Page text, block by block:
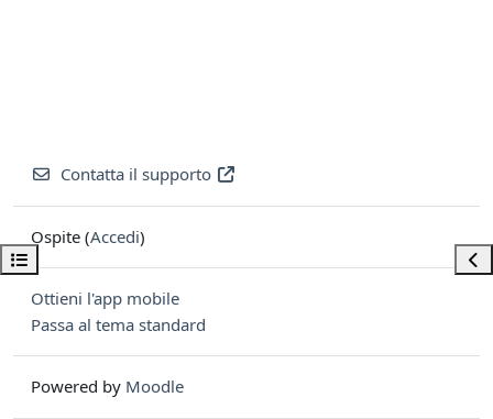
Apri indice del corso
Contatta il supporto
Ospite (Accedi)
Ottieni l'app mobile
Passa al tema standard
Powered by Moodle